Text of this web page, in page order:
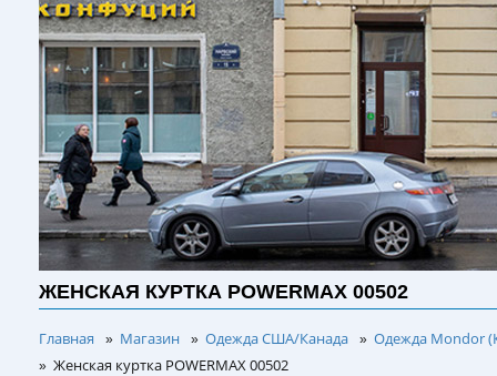
ЖЕНСКАЯ КУРТКА POWERMAX 00502
Главная » Магазин » Одежда США/Канада » Одежда Mondor
» Женская куртка POWERMAX 00502